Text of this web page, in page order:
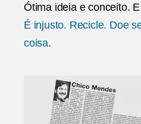
Ótima ideia e conceito.
É injusto. Recicle. Doe
coisa.